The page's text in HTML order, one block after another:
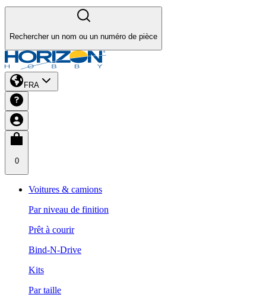
Rechercher un nom ou un numéro de pièce
FRA
0
Voitures & camions
Par niveau de finition
Prêt à courir
Bind-N-Drive
Kits
Par taille